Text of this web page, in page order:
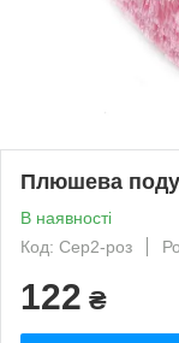
Плюшева
В наявності
Код: Сер2-роз
122 ₴